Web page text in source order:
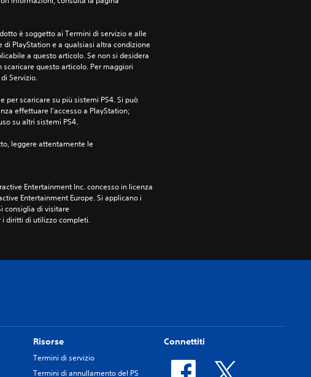
è soggetto ai Termini di servizio e alle
PlayStation e a qualsiasi altra condizione
a questo articolo. Se non si desidera
questo articolo. Per maggiori
Servizio.
per scaricare su più sistemi PS4. Si può
effettuare l'accesso a PlayStation;
su altri sistemi PS4.
leggere attentamente le
Entertainment Inc. concesso in licenza
Entertainment Europe. Si applicano i
consiglia di visitare
diritti di utilizzo completi.
Risorse
Termini di servizio
Termini di annullamento del PS
Connettiti